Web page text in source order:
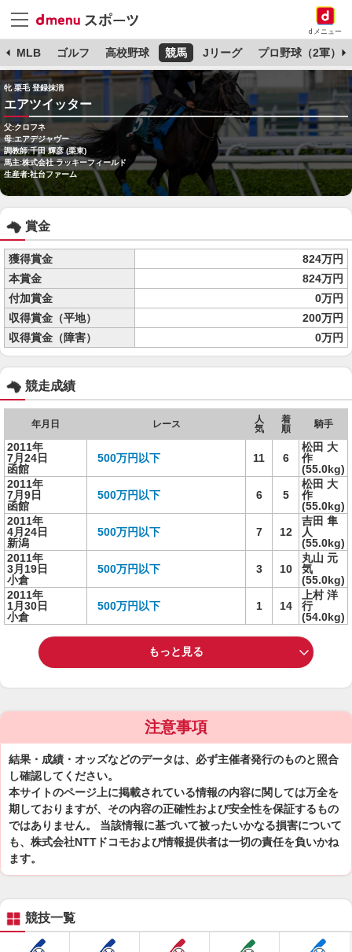
dメニュー
MLB ゴルフ 高校野球 競馬 Jリーグ プロ野球（2軍）
牝 栗毛 登録抹消
エアツイッター
父:クロフネ
母:エアデジャヴー
調教師:千田 輝彦 (栗東)
馬主:株式会社 ラッキーフィールド
生産者:社台ファーム
賞金
獲得賞金
824万円
本賞金
824万円
付加賞金
0万円
収得賞金（平地）
200万円
収得賞金（障害）
0万円
競走成績
年月日 レース
人
気
着
順
騎手
2011年
7月24日
函館
500万円以下 11 6
松田 大
作
(55.0kg)
2011年
7月9日
函館
500万円以下 6 5
松田 大
作
(55.0kg)
2011年
4月24日
新潟
500万円以下 7 12
吉田 隼
人
(55.0kg)
2011年
3月19日
小倉
500万円以下 3 10
丸山 元
気
(55.0kg)
2011年
1月30日
小倉
500万円以下 1 14
上村 洋
行
(54.0kg)
もっと見る
注意事項
結果・成績・オッズなどのデータは、必ず主催者発行のものと照合
し確認してください。
本サイトのページ上に掲載されている情報の内容に関しては万全を
期しておりますが、その内容の正確性および安全性を保証するもの
ではありません。 当該情報に基づいて被ったいかなる損害について
も、株式会社NTTドコモおよび情報提供者は一切の責任を負いかね
ます。
競技一覧